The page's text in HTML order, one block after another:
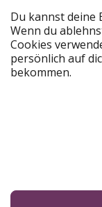
Lerne uns
Über uns
Nachhaltigkeit
Du kannst deine
Wenn du
Cookies
persönlich auf
bekommen.